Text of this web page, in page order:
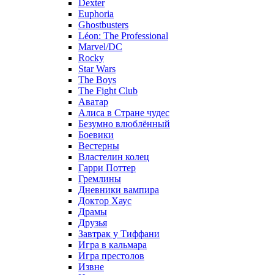
Dexter
Euphoria
Ghostbusters
Léon: The Professional
Marvel/DC
Rocky
Star Wars
The Boys
The Fight Club
Аватар
Алиса в Стране чудес
Безумно влюблённый
Боевики
Вестерны
Властелин колец
Гарри Поттер
Гремлины
Дневники вампира
Доктор Хаус
Драмы
Друзья
Завтрак у Тиффани
Игра в кальмара
Игра престолов
Извне